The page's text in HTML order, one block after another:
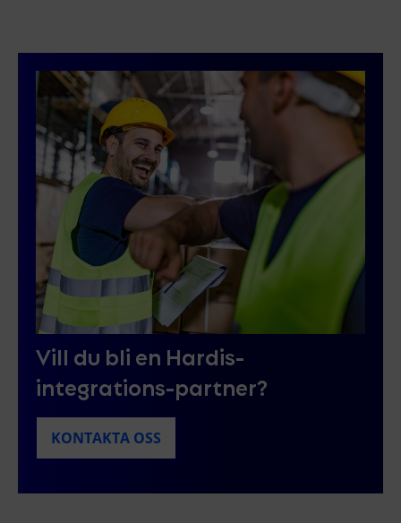
Vill du bli en Hardis-
integrations-partner?
KONTAKTA OSS